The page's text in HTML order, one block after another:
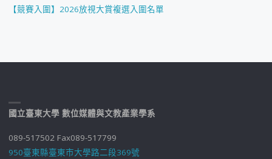
【競賽入圍】2026放視大賞複選入圍名單
國立臺東大學 數位媒體與文教產業學系
089-517502 Fax089-517799
950臺東縣臺東市大學路二段369號